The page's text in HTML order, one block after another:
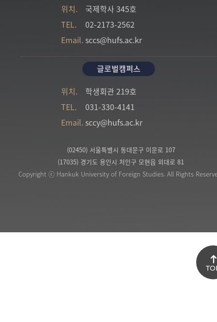
위치.
국제학사 345호
TEL.
02-2173-2562
Email. sccs@hufs.ac.kr
글로벌캠퍼스
위치.
학생회관 219호
TEL.
031-330-4141
Email. sccy@hufs.ac.kr
(02450) 서울특별시 동대문구 이문로 107
(17035) 경기도 용인시 처인구 모현읍 외대로 81
Copyright ⓒ Hankuk University of Foreign Studies. All Rights